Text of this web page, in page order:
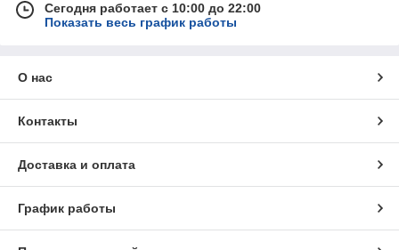
Сегодня работает с 10:00 до 22:00
Показать весь график работы
О нас
Контакты
Доставка и оплата
График работы